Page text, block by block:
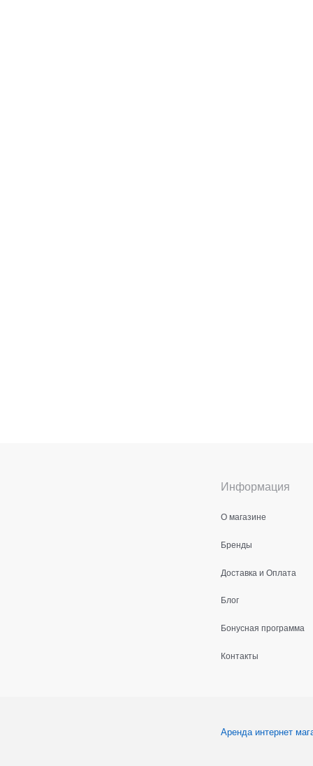
Информация
О магазине
Бренды
Доставка и Оплата
Блог
Бонусная программа
Контакты
Аренда интернет